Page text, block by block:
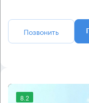
Позвонить
8.2